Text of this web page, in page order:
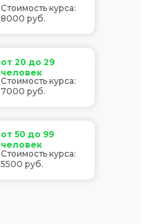
от 20 до 29
человек
от 50 до 99
человек
Стоимость курса:
8000 руб.
Стоимость курса:
7000 руб.
Стоимость курса:
5500 руб.